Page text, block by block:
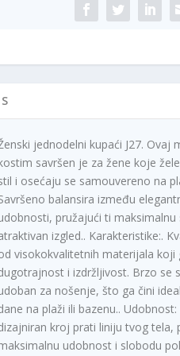
jednodelni kupaći J27. Ovaj
savršen je za žene koje
i osećaju se samouvereno na
balansira između
pružajući ti
izgled.. Karakteristike:.
visokokvalitetnih materijala koji
i izdržljivost. Brzo se
za nošenje, što ga čini
na plaži ili bazenu..
kroj prati liniju tvog tela,
udobnost i slobodu